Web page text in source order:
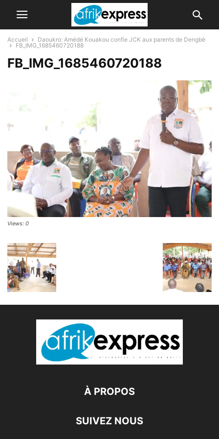
Accueil
Daoukro: Amédé Kouakou confie JCK aux parents de Dengbè
FB_IMG_1685460720188
FB_IMG_1685460720188
Views: 0
À PROPOS
SUIVEZ NOUS